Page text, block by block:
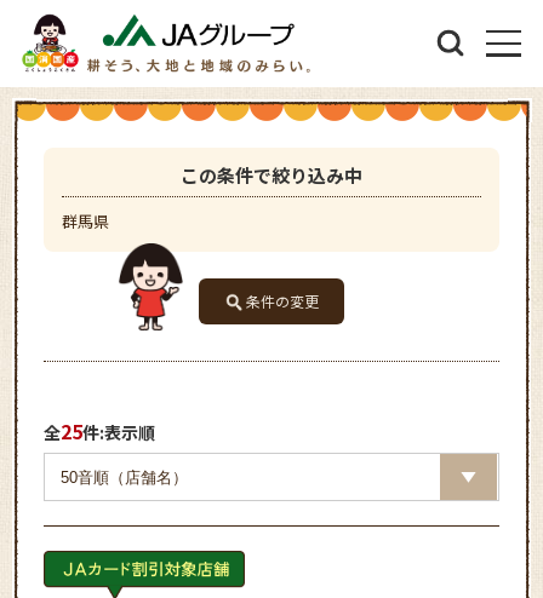
この条件で絞り込み中
群馬県
条件の変更
全25件:表示順